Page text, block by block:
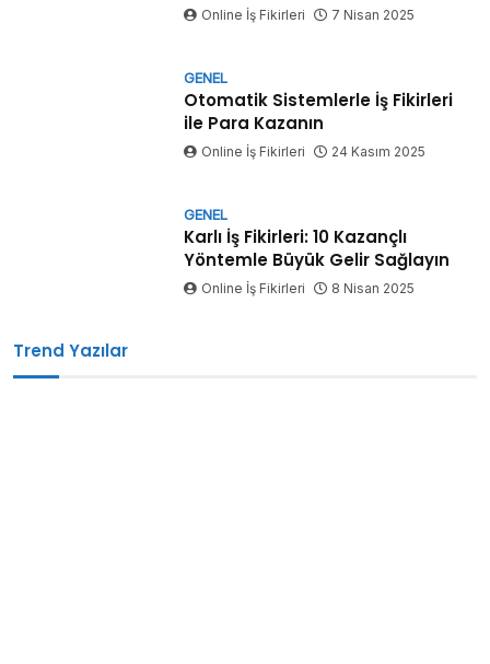
Online İş Fikirleri 7 Nisan 2025
GENEL
Otomatik Sistemlerle İş Fikirleri
ile Para Kazanın
Online İş Fikirleri 24 Kasım 2025
GENEL
Karlı İş Fikirleri: 10 Kazançlı
Yöntemle Büyük Gelir Sağlayın
Online İş Fikirleri 8 Nisan 2025
Trend Yazılar